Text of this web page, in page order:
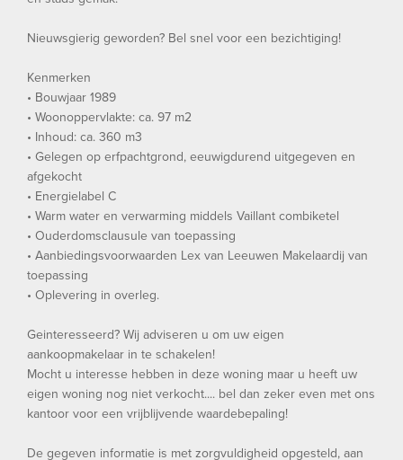
Nieuwsgierig geworden? Bel snel voor een bezichtiging!
Kenmerken
• Bouwjaar 1989
• Woonoppervlakte: ca. 97 m2
• Inhoud: ca. 360 m3
• Gelegen op erfpachtgrond, eeuwigdurend uitgegeven en
afgekocht
• Energielabel C
• Warm water en verwarming middels Vaillant combiketel
• Ouderdomsclausule van toepassing
• Aanbiedingsvoorwaarden Lex van Leeuwen Makelaardij van
toepassing
• Oplevering in overleg.
Geinteresseerd? Wij adviseren u om uw eigen
aankoopmakelaar in te schakelen!
Mocht u interesse hebben in deze woning maar u heeft uw
eigen woning nog niet verkocht.... bel dan zeker even met ons
kantoor voor een vrijblijvende waardebepaling!
De gegeven informatie is met zorgvuldigheid opgesteld, aan